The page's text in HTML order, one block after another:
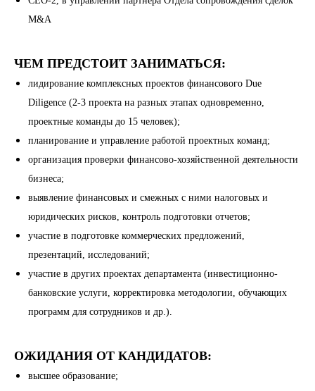
M&A
ЧЕМ ПРЕДСТОИТ ЗАНИМАТЬСЯ:
лидирование комплексных проектов финансового Due
Diligence (2-3 проекта на разных этапах одновременно,
проектные команды до 15 человек);
планирование и управление работой проектных команд;
организация проверки финансово-хозяйственной деятельности
бизнеса;
выявление финансовых и смежных с ними налоговых и
юридических рисков, контроль подготовки отчетов;
участие в подготовке коммерческих предложений,
презентаций, исследований;
участие в других проектах департамента (инвестиционно-
банковские услуги, корректировка методологии, обучающих
программ для сотрудников и др.).
ОЖИДАНИЯ ОТ КАНДИДАТОВ:
высшее образование;